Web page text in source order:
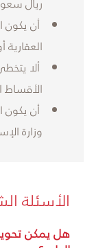
أن يكون
العقارية
الأقساط
أن يكون
وزارة
الأسئلة
هل يمكن